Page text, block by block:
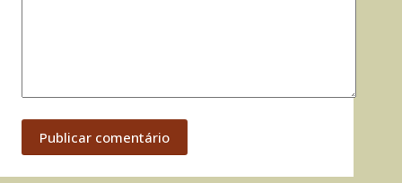
Publicar comentário